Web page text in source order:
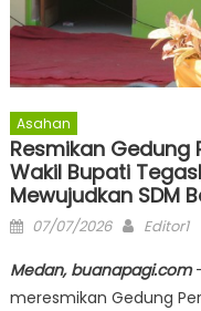
Asahan
Resmikan Gedung
Wakil Bupati
Mewujudkan SDM
Posted
07/07/2026 Author
Editor1
Medan, buanapagi.com
meresmikan Gedung